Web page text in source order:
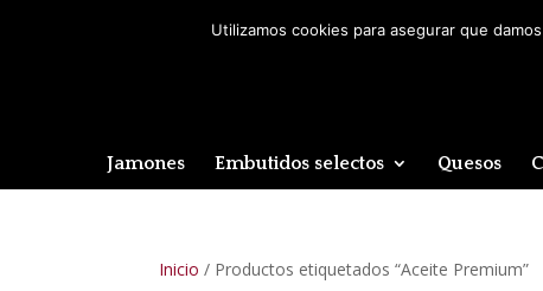
Jamones Embutidos selectos Quesos
Inicio / Productos etiquetados “Aceite Premium”
Utilizamos cookies para asegurar que